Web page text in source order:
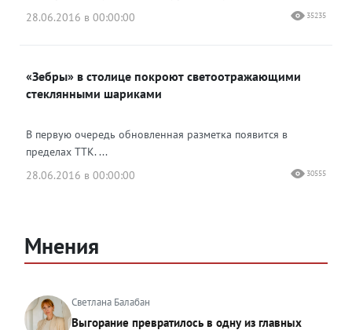
28.06.2016 в 00:00:00
35235
«Зебры» в столице покроют светоотражающими
стеклянными шариками
В первую очередь обновленная разметка появится в
пределах ТТК. ...
28.06.2016 в 00:00:00
30555
Мнения
Светлана Балабан
Выгорание превратилось в одну из главных